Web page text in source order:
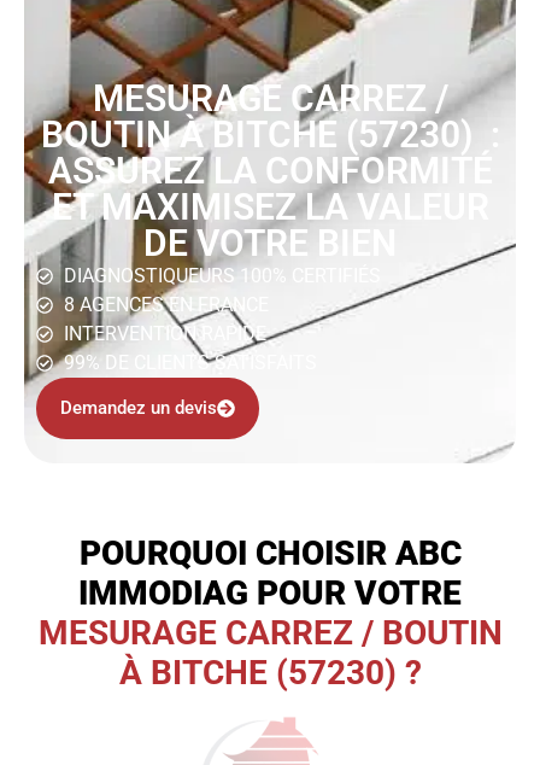
MESURAGE CARREZ /
BOUTIN À BITCHE (57230) :
ASSUREZ LA CONFORMITÉ
ET MAXIMISEZ LA VALEUR
DE VOTRE BIEN
DIAGNOSTIQUEURS 100% CERTIFIÉS
8 AGENCES EN FRANCE
INTERVENTION RAPIDE
99% DE CLIENTS SATISFAITS
Demandez un devis
POURQUOI CHOISIR ABC
IMMODIAG POUR VOTRE
MESURAGE CARREZ / BOUTIN
À BITCHE (57230) ?